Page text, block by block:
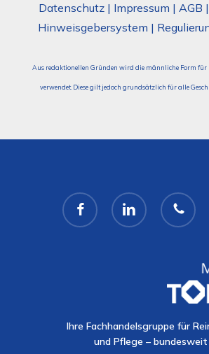
Datenschutz| Impressum | AGB |
Hinweisgebersystem |
Aus redaktionellen Gründen wird die männliche Form für
verwendet. Diese gilt jedoch grundsätzlich für alle
facebook linkedin phone
Ihre Fachhandelsgruppe für
und Pflege –